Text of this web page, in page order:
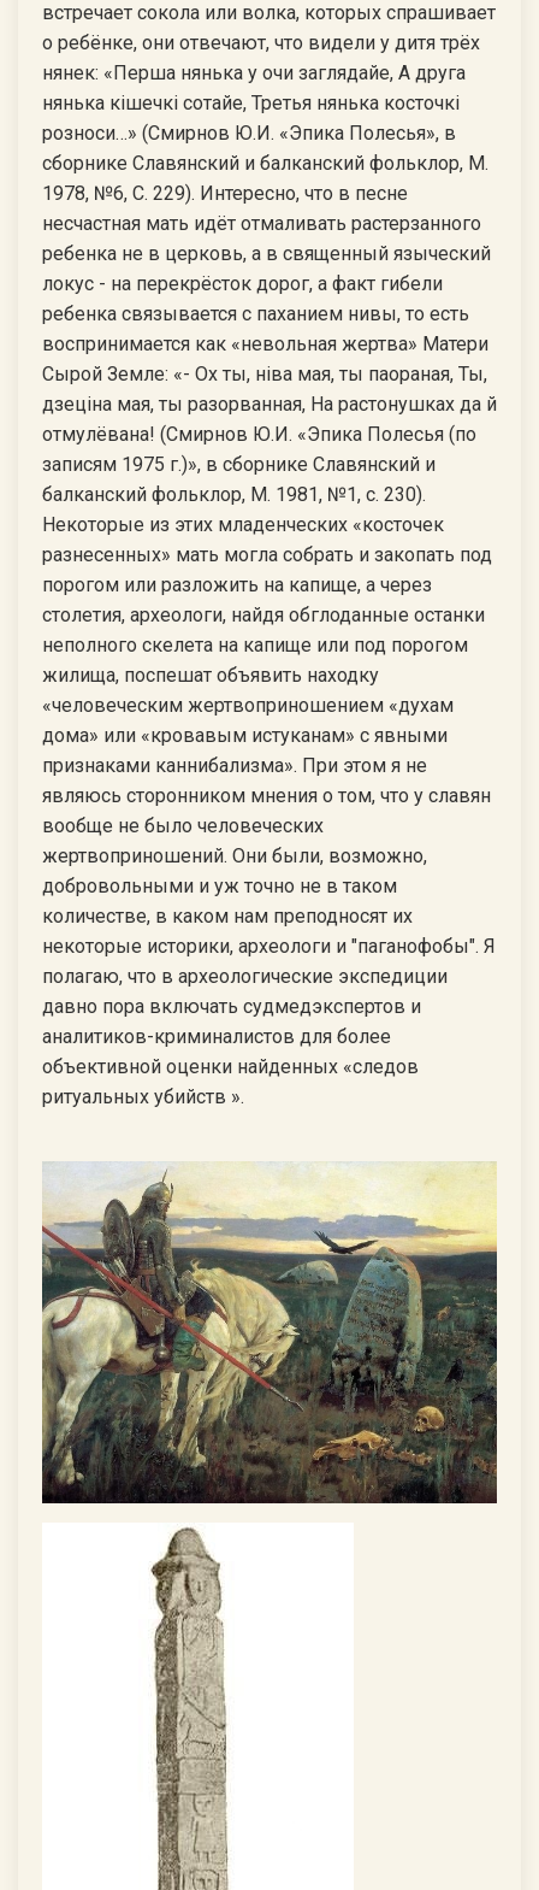
встречает сокола или волка, которых спрашивает
о ребёнке, они отвечают, что видели у дитя трёх
нянек: «Перша нянька у очи заглядайе, А друга
нянька кiшечкi сотайе, Третья нянька косточкi
розноси…» (Смирнов Ю.И. «Эпика Полесья», в
сборнике Славянский и балканский фольклор, М.
1978, №6, С. 229). Интересно, что в песне
несчастная мать идёт отмаливать растерзанного
ребенка не в церковь, а в священный языческий
локус - на перекрёсток дорог, а факт гибели
ребенка связывается с паханием нивы, то есть
воспринимается как «невольная жертва» Матери
Сырой Земле: «- Ох ты, нiва мая, ты паораная, Ты,
дзецiна мая, ты разорванная, На растонушках да й
отмулёвана! (Смирнов Ю.И. «Эпика Полесья (по
записям 1975 г.)», в сборнике Славянский и
балканский фольклор, М. 1981, №1, с. 230).
Некоторые из этих младенческих «косточек
разнесенных» мать могла собрать и закопать под
порогом или разложить на капище, а через
столетия, археологи, найдя обглоданные останки
неполного скелета на капище или под порогом
жилища, поспешат объявить находку
«человеческим жертвоприношением «духам
дома» или «кровавым истуканам» с явными
признаками каннибализма». При этом я не
являюсь сторонником мнения о том, что у славян
вообще не было человеческих
жертвоприношений. Они были, возможно,
добровольными и уж точно не в таком
количестве, в каком нам преподносят их
некоторые историки, археологи и "паганофобы". Я
полагаю, что в археологические экспедиции
давно пора включать судмедэкспертов и
аналитиков-криминалистов для более
объективной оценки найденных «следов
ритуальных убийств ».